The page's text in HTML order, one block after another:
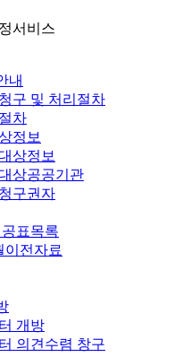
서비스
내
구 및 처리절차
차
정보
상정보
상공공기관
구권자
표목록
이전자료
개방
의견수렴 창구